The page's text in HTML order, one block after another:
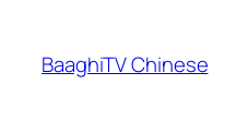
content
BaaghiTV Chinese